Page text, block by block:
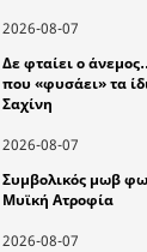
2026-08-07
Δε φταίει ο
που «φυσάει» τα
Σαχίνη
2026-08-07
Συμβολικός μωβ
Μυϊκή Ατροφία
2026-08-07